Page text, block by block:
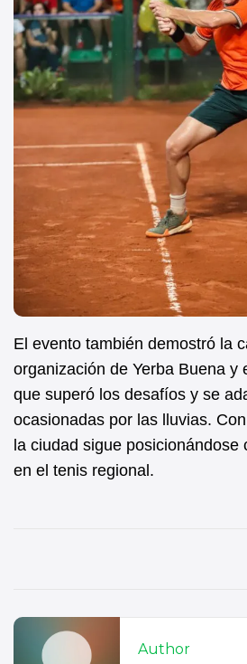
El evento también demostró la
organización de Yerba Buena y
que superó los desafíos y se
ocasionadas por las lluvias.
la ciudad sigue posicionándose
en el tenis regional.
Author